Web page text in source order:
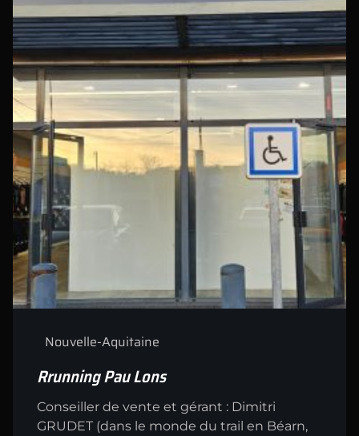
Nouvelle-Aquitaine
Rrunning Pau Lons
Conseiller de vente et gérant : Dimitri
GRUDET (dans le monde du trail en Béarn,